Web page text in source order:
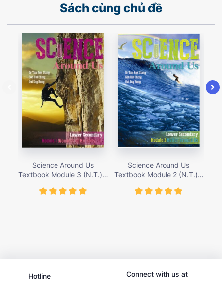
Sách cùng chủ đề
Science Around Us
Textbook Module 3 (N.T.) –
Science Around Us
Textbook Module 2 (N.T.) –
Hotline Connect with us at